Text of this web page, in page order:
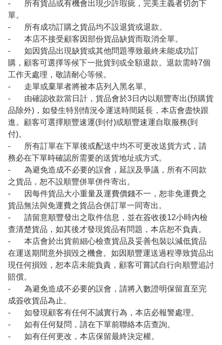
- 所有貨品或有機會出現少許瑕疵，完美主義者切勿下
單。
- 所有成功訂購之貨品均不設退貨或退款。
- 本店不接受顧客因部份貨品缺貨而取消全單。
- 如因貨品出現缺貨或其他問題導致最終未能成功訂
購，顧客可選擇等候下一批貨到或全額退款。退款需時7個
工作天處理，敬請耐心等候。
- 走單或棄單者將被本店列入黑名單。
- 由確認收款當日計，貨品會於3日內以順豐寄出(預購貨
品除外)，如發生特別情況令運送時間延長，本店會盡快跟
進。顧客可選擇順豐速運(到付)或順豐速運自取服務(到
付)。
- 所有訂單在下單後或配送中均不可更改送貨方式，請
務必在下單時確認所需要的送貨地址或方式。
- 為避免造成不必要的誤會，延誤及爭議，所有不同款
之貨品，恕不設順豐併單併件寄出。
- 因每件貨品大小重量及運費價錢不一，恕非免運費之
貨品無法與免運費之貨品合併訂單一同寄出。
- 請留意順豐發出之取件信息，並在簽收後12小時內檢
查清楚貨品，如其後才發現貨品有問題，本店恕不負責。
- 本店會於出貨前細心檢查貨品及妥善包裝以減低貨品
在運送期間意外損毀之機會。如因順豐運送過程導致貨品出
現任何損毀，恕本店未能負責，顧客可嘗試自行向順豐追討
賠償。
- 為避免造成不必要的誤會，請將入數證明保留直至完
成簽收貨品為止。
- 如發現顧客有任何不誠實行為，本店必報警處理。
- 如有任何疑問，請在下單前聯絡本店查詢。
- 如有任何更改，本店保留最終決定權。